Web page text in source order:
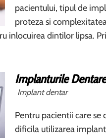
pacientului, tipul de
proteza si
inlocuirea dintilor lipsa.
Implanturile
Implant dentar
Pentru pacientii care
dificila utilizarea